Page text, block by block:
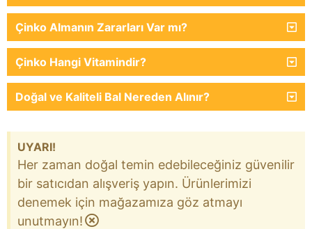
Çinko Almanın Zararları Var mı?
Çinko Hangi Vitamindir?
Doğal ve Kaliteli Bal Nereden Alınır?
UYARI!
Her zaman doğal temin edebileceğiniz güvenilir
bir satıcıdan alışveriş yapın. Ürünlerimizi
denemek için mağazamıza göz atmayı
unutmayın!